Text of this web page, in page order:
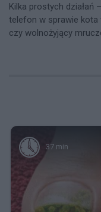
Kilka prostych działań
telefon w sprawie
czy wolnożyjący
37 min